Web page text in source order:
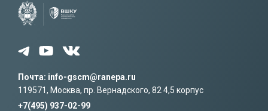
персональных данных
Почта: info-gscm@ranepa.ru
119571, Москва, пр. Вернадского, 82 4,5 корпус
+7(495) 937-02-99